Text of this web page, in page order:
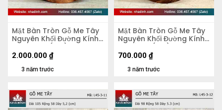
Mặt Bàn Tròn Gỗ Me Tây
Nguyên Khối Đường Kính
81 Dày 5,5 (cm)
3 năm trước
2.000.000 ₫
Mặt Bàn Tròn Gỗ Me Tây
Nguyên Khối Đường Kính
59 Dày 4 (cm)
3 năm trước
700.000 ₫